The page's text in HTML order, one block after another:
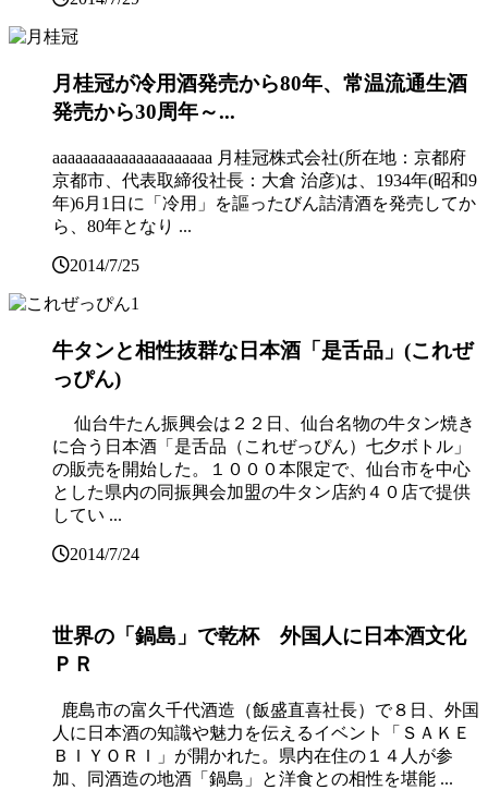
月桂冠が冷用酒発売から80年、常温流通生酒
発売から30周年～...
aaaaaaaaaaaaaaaaaaaaa 月桂冠株式会社(所在地：京都府
京都市、代表取締役社長：大倉 治彦)は、1934年(昭和9
年)6月1日に「冷用」を謳ったびん詰清酒を発売してか
ら、80年となり ...
2014/7/25
牛タンと相性抜群な日本酒「是舌品」(これぜ
っぴん)
仙台牛たん振興会は２２日、仙台名物の牛タン焼き
に合う日本酒「是舌品（これぜっぴん）七夕ボトル」
の販売を開始した。１０００本限定で、仙台市を中心
とした県内の同振興会加盟の牛タン店約４０店で提供
してい ...
2014/7/24
世界の「鍋島」で乾杯 外国人に日本酒文化
ＰＲ
鹿島市の富久千代酒造（飯盛直喜社長）で８日、外国
人に日本酒の知識や魅力を伝えるイベント「ＳＡＫＥ
ＢＩＹＯＲＩ」が開かれた。県内在住の１４人が参
加、同酒造の地酒「鍋島」と洋食との相性を堪能 ...